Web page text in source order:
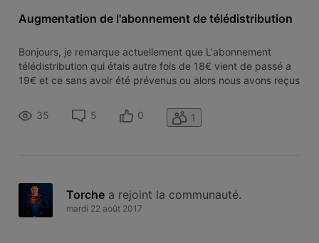
Augmentation de l'abonnement de télédistribution
Bonjours, je remarque actuellement que L'abonnement
télédistribution qui étais autre fois de 18€ vient de passé a
19€ et ce sans avoir été prévenus ou alors nous avons reçus
ce sujet ?
35 5 0 1
Torche a rejoint la communauté.
mardi 22 août 2017